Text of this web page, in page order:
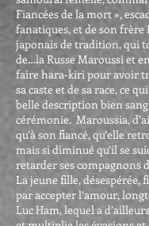
Fiancées de la mort »,
fanatiques, et de son frère
japonais de tradition, qui
de…la Russe Maroussi et
faire hara-kiri pour avoir
sa caste et de sa race, ce
belle description bien
cérémonie. Maroussia,
qu’à son fiancé, qu’elle
mais si diminué qu’il se
retarder ses compagnons
La jeune fille, désespérée,
par accepter l’amour,
Luc Ham, lequel a